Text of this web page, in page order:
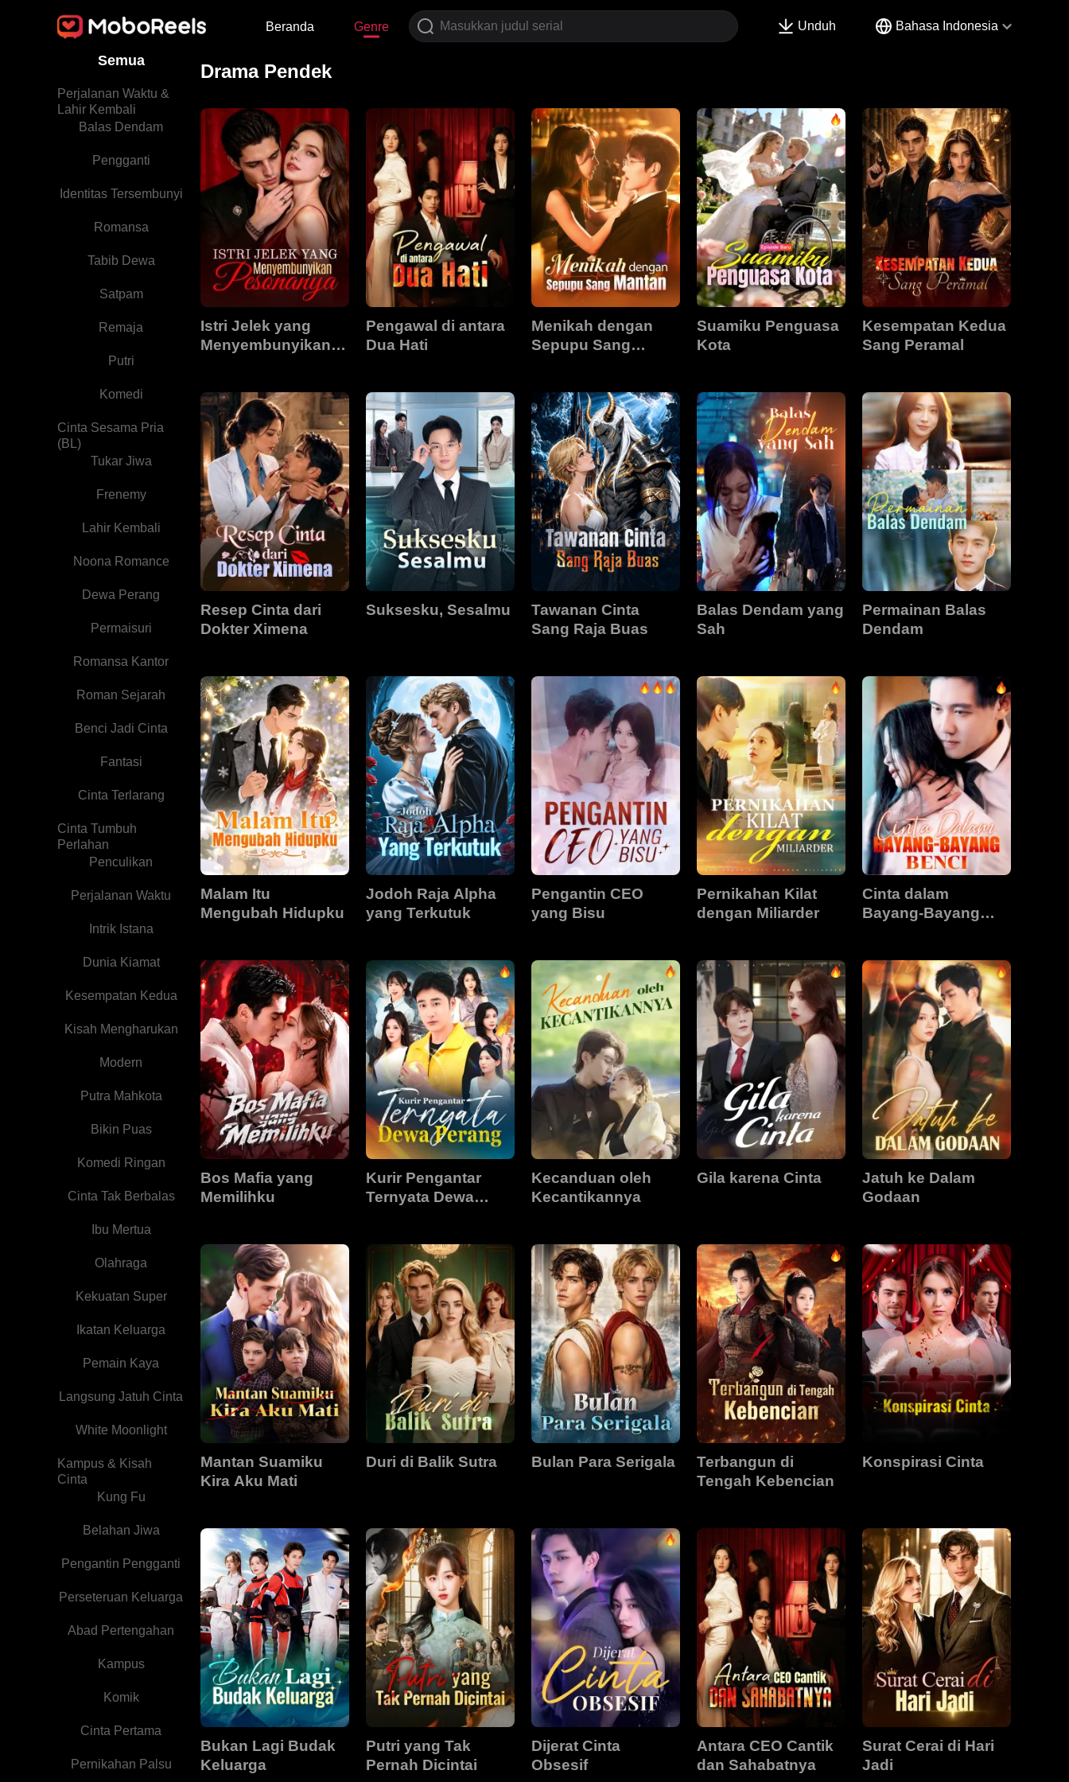
Beranda Genre Unduh Bahasa Indonesia
Semua
Perjalanan Waktu &
Lahir Kembali
Balas Dendam
Pengganti
Identitas Tersembunyi
Romansa
Tabib Dewa
Satpam
Remaja
Putri
Komedi
Cinta Sesama Pria
(BL)
Tukar Jiwa
Frenemy
Lahir Kembali
Noona Romance
Dewa Perang
Permaisuri
Romansa Kantor
Roman Sejarah
Benci Jadi Cinta
Fantasi
Cinta Terlarang
Cinta Tumbuh
Perlahan
Penculikan
Perjalanan Waktu
Intrik Istana
Dunia Kiamat
Kesempatan Kedua
Kisah Mengharukan
Modern
Putra Mahkota
Bikin Puas
Komedi Ringan
Cinta Tak Berbalas
Ibu Mertua
Olahraga
Kekuatan Super
Ikatan Keluarga
Pemain Kaya
Langsung Jatuh Cinta
White Moonlight
Kampus & Kisah
Cinta
Kung Fu
Belahan Jiwa
Pengantin Pengganti
Perseteruan Keluarga
Abad Pertengahan
Kampus
Komik
Cinta Pertama
Pernikahan Palsu
Drama Pendek
Istri Jelek yang
Menyembunyikan
Pengawal di antara
Dua Hati
Menikah dengan
Sepupu Sang
Suamiku Penguasa
Kota
Kesempatan Kedua
Sang Peramal
Resep Cinta dari
Dokter Ximena
Suksesku, Sesalmu
Tawanan Cinta
Sang Raja Buas
Balas Dendam yang
Sah
Permainan Balas
Dendam
Malam Itu
Mengubah Hidupku
Jodoh Raja Alpha
yang Terkutuk
Pengantin CEO
yang Bisu
Pernikahan Kilat
dengan Miliarder
Cinta dalam
Bayang-Bayang
Bos Mafia yang
Memilihku
Kurir Pengantar
Ternyata Dewa
Kecanduan oleh
Kecantikannya
Gila karena Cinta
Jatuh ke Dalam
Godaan
Mantan Suamiku
Kira Aku Mati
Duri di Balik Sutra Bulan Para Serigala
Terbangun di
Tengah Kebencian
Konspirasi Cinta
Bukan Lagi Budak
Keluarga
Putri yang Tak
Pernah Dicintai
Dijerat Cinta
Obsesif
Antara CEO Cantik
dan Sahabatnya
Surat Cerai di Hari
Jadi